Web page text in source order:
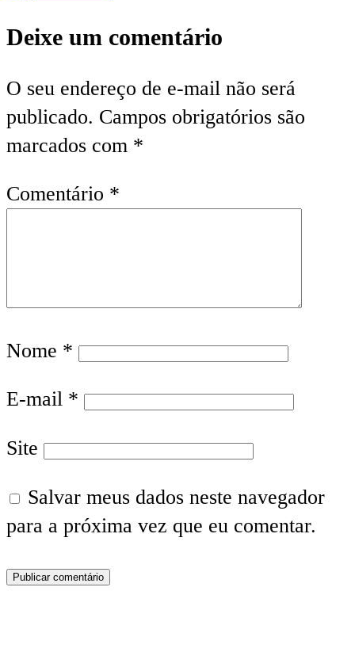
Deixe um comentário
O seu endereço de e-mail não será
publicado. Campos obrigatórios são
marcados com *
Comentário *
Nome *
E-mail *
Site
Salvar meus dados neste navegador
para a próxima vez que eu comentar.